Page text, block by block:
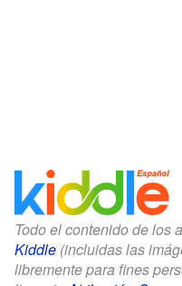
Todo el contenido de los
Kiddle (incluidas las
libremente para fines